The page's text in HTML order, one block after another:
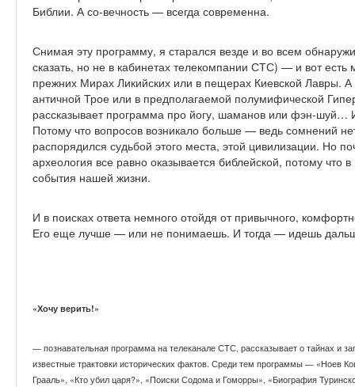
Библии. А со-вечность — всегда современна.
Снимая эту программу, я старался везде и во всем
сказать, но не в кабинетах телекомпании СТС) — и вот
прежних Мирах Ликийских или в пещерах Киевской Лавры. А
античной Трое или в предполагаемой полумифической
рассказывает программа про йогу, шаманов или фэн-шуй…
Потому что вопросов возникало больше — ведь сомнений
распорядился судьбой этого места, этой цивилизации. Но
археология все равно оказывается библейской, потому что
события нашей жизни.
И в поисках ответа немного отойдя от привычного,
Его еще лучше — или не понимаешь. И тогда — идешь
«Хочу верить!»
— познавательная программа на телеканале СТС, рассказывает о тайнах и
известные трактовки исторических фактов. Среди тем программы — «Ноев
Грааль», «Кто убил царя?», «Поиски Содома и Гоморры», «Биография